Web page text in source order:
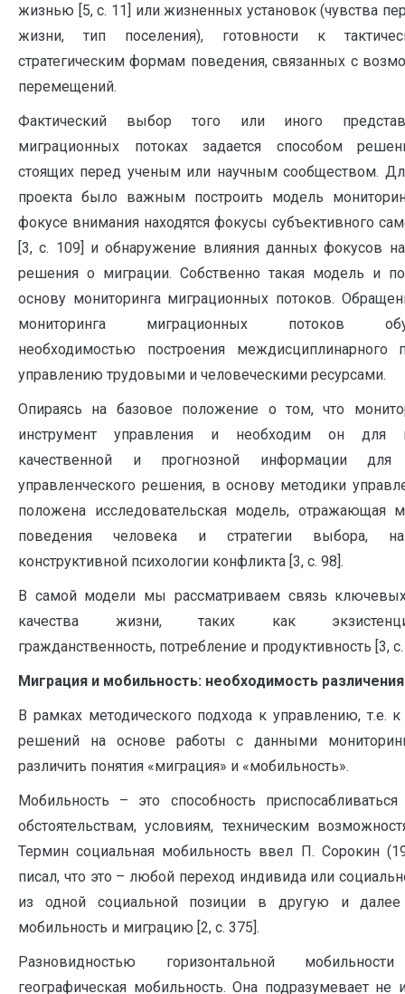
жизнью [5, с. 11] или жизненных установок (чувства
жизни, тип поселения), готовности к
стратегическим формам поведения, связанных с
перемещений.
Фактический выбор того или иного
миграционных потоках задается способом
стоящих перед ученым или научным сообществом.
проекта было важным построить модель
фокусе внимания находятся фокусы субъективного
[3, с. 109] и обнаружение влияния данных фокусов
решения о миграции. Собственно такая модель и
основу мониторинга миграционных потоков.
мониторинга миграционных потоков
необходимостью построения междисциплинарного
управлению трудовыми и человеческими ресурсами.
Опираясь на базовое положение о том, что
инструмент управления и необходим он для
качественной и прогнозной информации для
управленческого решения, в основу методики
положена исследовательская модель, отражающая
поведения человека и стратегии выбора,
конструктивной психологии конфликта [3, с. 98].
В самой модели мы рассматриваем связь
качества жизни, таких как
гражданственность, потребление и продуктивность [3,
Миграция и мобильность: необходимость различения
В рамках методического подхода к управлению, т.е.
решений на основе работы с данными
различить понятия «миграция» и «мобильность».
Мобильность – это способность
обстоятельствам, условиям, техническим
Термин социальная мобильность ввел П. Сорокин
писал, что это – любой переход индивида или
из одной социальной позиции в другую и далее
мобильность и миграцию [2, с. 375].
Разновидностью горизонтальной
географическая мобильность. Она подразумевает не